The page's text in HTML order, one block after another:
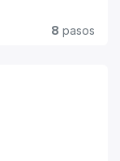
8 pasos